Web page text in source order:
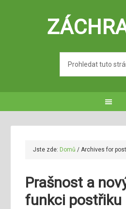
Jste zde: Domů / Archives for
Prašnost a
funkci postřiku